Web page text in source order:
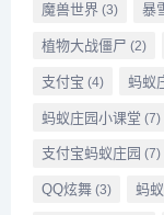
魔兽世界(3) 暴
植物大战僵尸 (2)
支付宝 (4) 蚂蚁
蚂蚁庄园小课堂 (7)
支付宝蚂蚁庄园 (7)
QQ炫舞(3) 蚂